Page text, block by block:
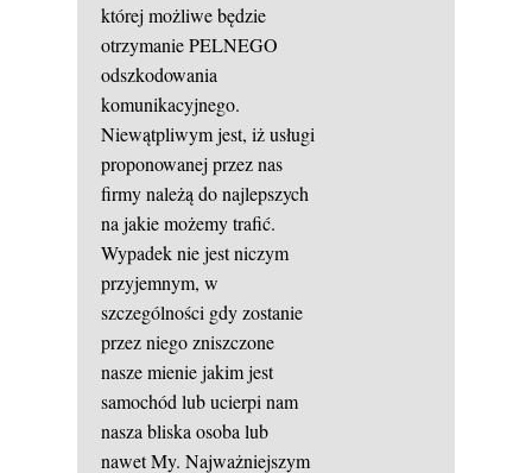
której możliwe będzie
otrzymanie PELNEGO
odszkodowania
komunikacyjnego.
Niewątpliwym jest, iż usługi
proponowanej przez nas
firmy należą do najlepszych
na jakie możemy trafić.
Wypadek nie jest niczym
przyjemnym, w
szczególności gdy zostanie
przez niego zniszczone
nasze mienie jakim jest
samochód lub ucierpi nam
nasza bliska osoba lub
nawet My. Najważniejszym